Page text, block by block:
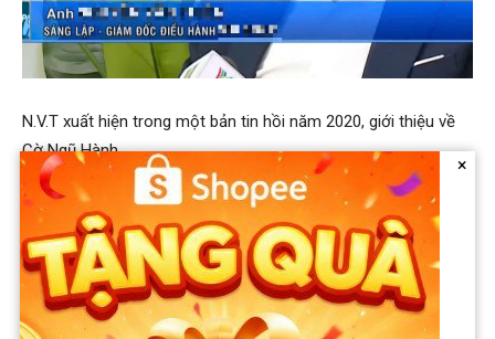
N.V.T xuất hiện trong một bản tin hồi năm 2020, giới thiệu về
Cờ Ngũ Hành.
Trong một bản tin từ năm 2020, T. được giới thiệu là nhà sáng
lập – Giám đốc điều hành Win Group, chia sẻ về trò chơi Cờ
Ngũ Hành mà mình sáng tạo ra. Đáng chú ý, tác giả Cờ Ngũ
Hành tiết lộ một đối tác người Pháp gốc Do Thái gửi email đề
nghị mua lại bản quyền Cờ Ngũ Hành với giá 1,5
×